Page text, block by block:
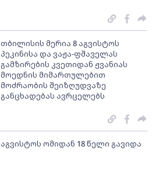
თბილისის მერია 8 აგვისტოს
პეკინისა და ვაჟა-ფშაველას
გამზირების კვეთიდან ჟვანიას
მოედნის მიმართულებით
მოძრაობის შეიზღუდვაზე
განცხადებას ავრცელებს
აგვისტოს ომიდან 18 წელი გავიდა